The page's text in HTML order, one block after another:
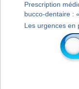
Prescription
bucco-dentaire :
Les urgences en